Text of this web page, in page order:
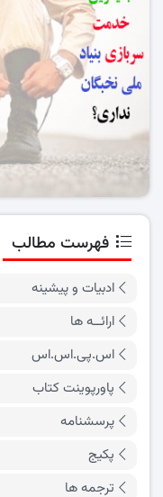
فهرست مطالب
ادبیات و پیشینه
ارائــه ها
اس.پی.اس.اس
پاورپوینت کتاب
پرسشنامه
پکیج
ترجمه ها